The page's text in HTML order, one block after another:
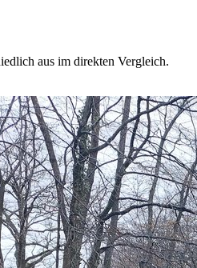
aus im direkten Vergleich.